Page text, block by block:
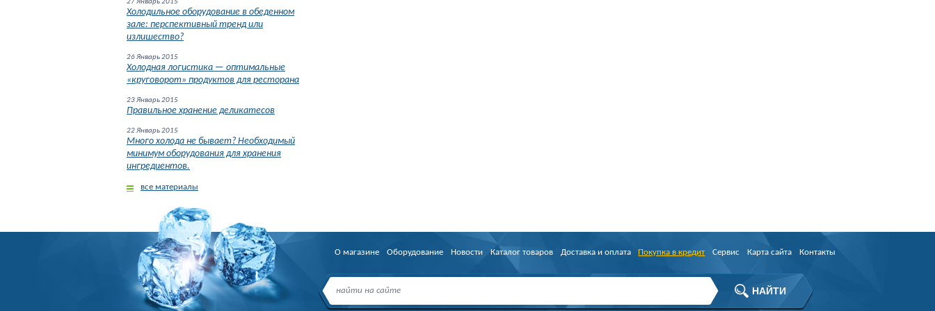
27 Январь 2015
Холодильное оборудование в обеденном
зале: перспективный тренд или
излишество?
26 Январь 2015
Холодная логистика — оптимальные
«круговорот» продуктов для ресторана
23 Январь 2015
Правильное хранение деликатесов
22 Январь 2015
Много холода не бывает? Необходимый
минимум оборудования для хранения
ингредиентов.
все материалы
О магазине Оборудование Новости Каталог товаров Доставка и оплата Покупка в кредит Сервис Карта сайта Контакты